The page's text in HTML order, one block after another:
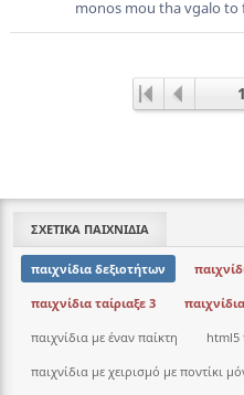
monos mou tha vgalo to
1
ΣΧΕΤΙΚΑ ΠΑΙΧΝΙΔΙΑ
παιχνίδια δεξιοτήτων
παιχνίδια ταίριαξε 3
παιχνίδια με έναν παίκτη html5
παιχνίδια με χειρισμό με ποντίκι